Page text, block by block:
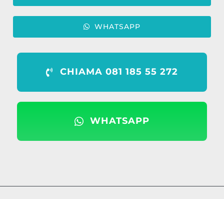
WHATSAPP
CHIAMA 081 185 55 272
WHATSAPP